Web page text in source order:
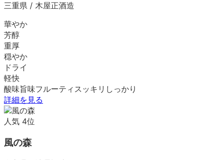
三重県 / 木屋正酒造
華やか
芳醇
重厚
穏やか
ドライ
軽快
酸味旨味フルーティ スッキリ しっかり
詳細を見る
人気 4位
風の森